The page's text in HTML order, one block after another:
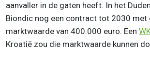
aanvaller in de gaten heeft. In het
Biondic nog een contract tot 2030 met
marktwaarde van 400.000 euro. Een WK
Kroatië zou die marktwaarde kunnen